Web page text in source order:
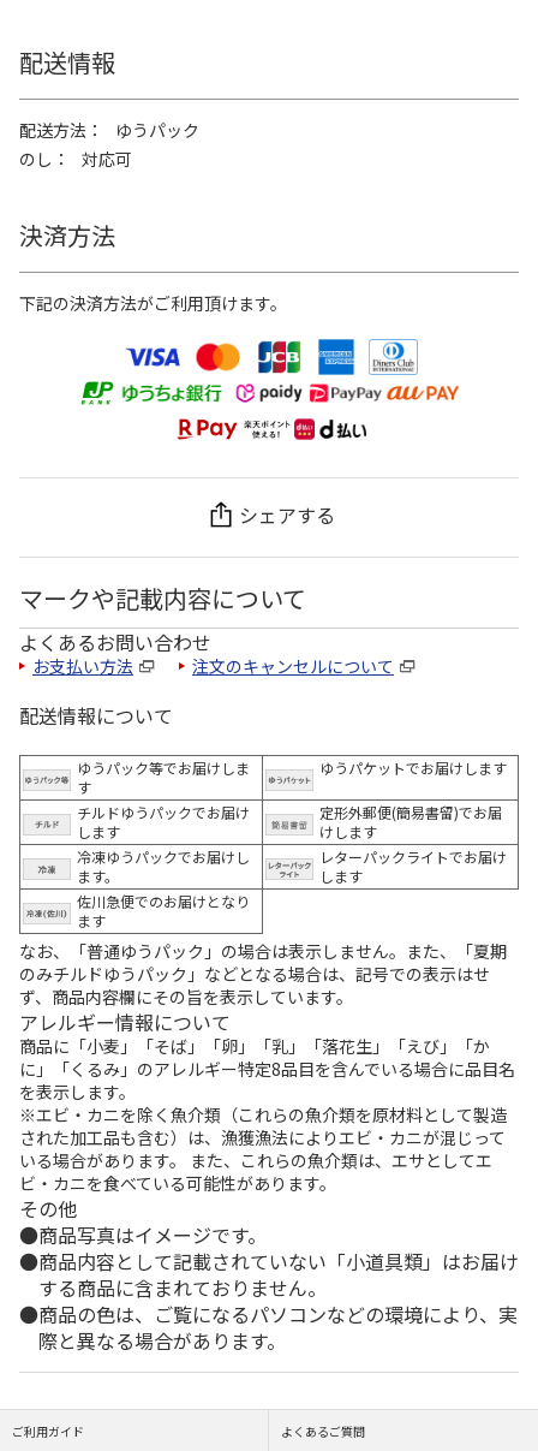
配送情報
配送方法
ゆうパック
のし
対応可
決済方法
下記の決済方法がご利用頂けます。
シェアする
マークや記載内容について
よくあるお問い合わせ
お支払い方法 注文のキャンセルについて
配送情報について
ゆうパック等でお届けしま
す
ゆうパケットでお届けします
チルドゆうパックでお届け
します
定形外郵便(簡易書留)でお届
けします
冷凍ゆうパックでお届けし
ます。
レターパックライトでお届け
します
佐川急便でのお届けとなり
ます
なお、「普通ゆうパック」の場合は表示しません。また、「夏期
のみチルドゆうパック」などとなる場合は、記号での表示はせ
ず、商品内容欄にその旨を表示しています。
アレルギー情報について
商品に「小麦」「そば」「卵」「乳」「落花生」「えび」「か
に」「くるみ」のアレルギー特定8品目を含んでいる場合に品目名
を表示します。
※エビ・カニを除く魚介類（これらの魚介類を原材料として製造
された加工品も含む）は、漁獲漁法によりエビ・カニが混じって
いる場合があります。 また、これらの魚介類は、エサとしてエ
ビ・カニを食べている可能性があります。
その他
商品写真はイメージです。
商品内容として記載されていない「小道具類」はお届け
する商品に含まれておりません。
商品の色は、ご覧になるパソコンなどの環境により、実
際と異なる場合があります。
ご利用ガイド よくあるご質問